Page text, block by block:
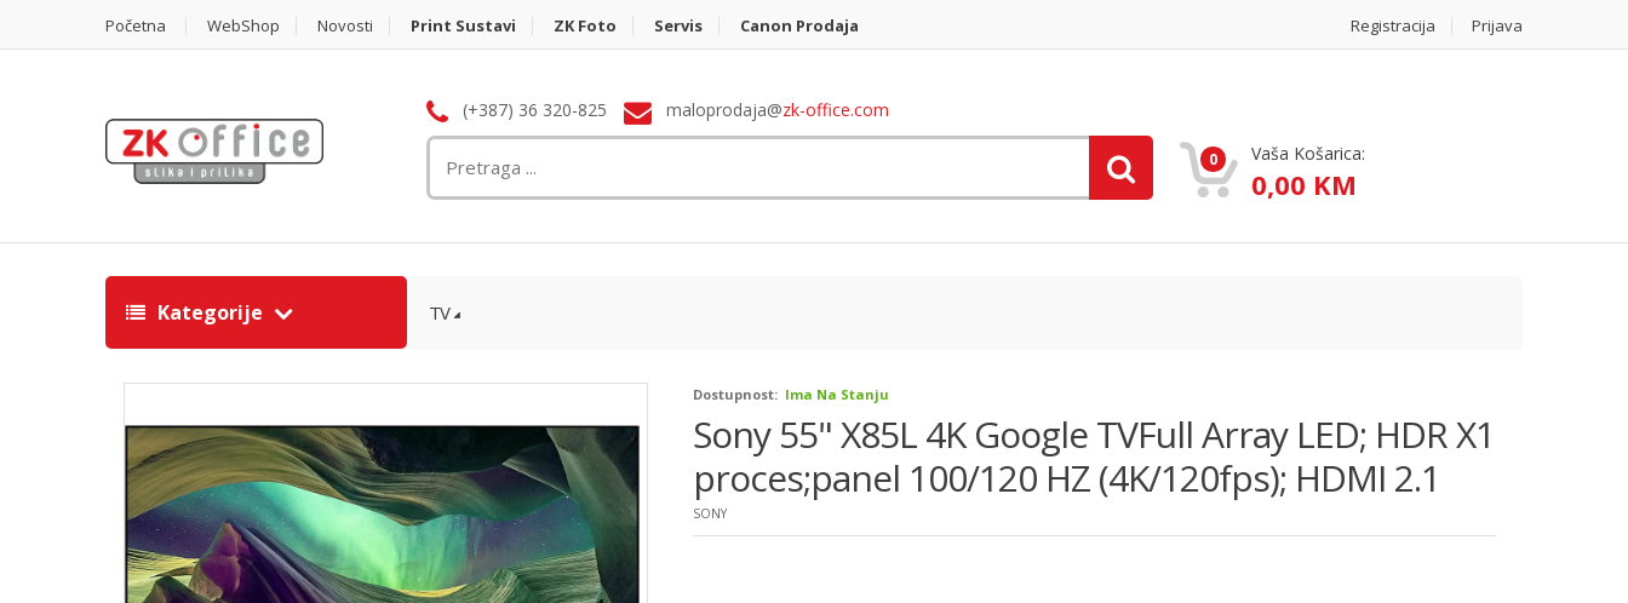
Početna WebShop Novosti Print Sustavi ZK Foto Servis Canon Prodaja Registracija Prijava
(+387) 36 320-825 maloprodaja@zk-office.com
0 Vaša Košarica:
0,00 KM
Kategorije TV
Dostupnost: Ima Na Stanju
Sony 55" X85L 4K Google TVFull Array LED; HDR X1
proces;panel 100/120 HZ (4K/120fps); HDMI 2.1
SONY